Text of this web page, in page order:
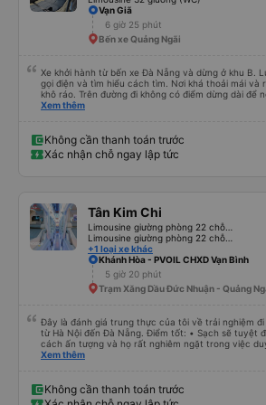
Vạn Giã
6 giờ 25 phút
Bến xe Quảng Ngãi
Xe khởi hành từ bến xe Đà Nẵng và dừng ở khu B.
gọi điện và tìm hiểu cách tìm. Nơi khá thoải mái và
khô ráo. Trên đường đi không có điểm dừng dài để
mọi thứ đều tuyệt vời.
Xem thêm
Không cần thanh toán trước
Xác nhận chỗ ngay lập tức
Tân Kim Chi
+1 loại xe khác
Khánh Hòa - PVOIL CHXD Vạn Bình
5 giờ 20 phút
Trạm Xăng Dầu Đức Nhuận - Quảng
Đây là đánh giá trung thực của tôi về trải nghiệm
từ Hà Nội đến Đà Nẵng. Điểm tốt: • Sạch sẽ tuyệt
cách ấn tượng và họ rất nghiêm ngặt trong việc
không được phép ăn trên xe. Đây là lần đầu tiên tôi
suốt chuyến đi. • Tùy chọn sạc: Có sẵn cổng sạc
là lần đầu tiên tôi thấy. • Môi trường yên tĩnh và
Xem thêm
Không cần thanh toán trước